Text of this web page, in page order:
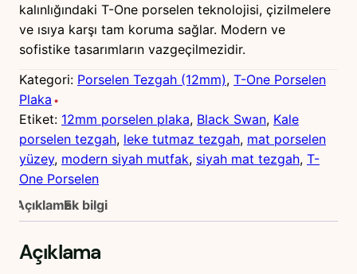
kalınlığındaki T-One porselen teknolojisi, çizilmelere
ve ısıya karşı tam koruma sağlar. Modern ve
sofistike tasarımların vazgeçilmezidir.
Kategori: Porselen Tezgah (12mm), T-One Porselen
Plaka
Etiket: 12mm porselen plaka, Black Swan, Kale
porselen tezgah, leke tutmaz tezgah, mat porselen
yüzey, modern siyah mutfak, siyah mat tezgah, T-
One Porselen
AçıklamaEk bilgi
Açıklama